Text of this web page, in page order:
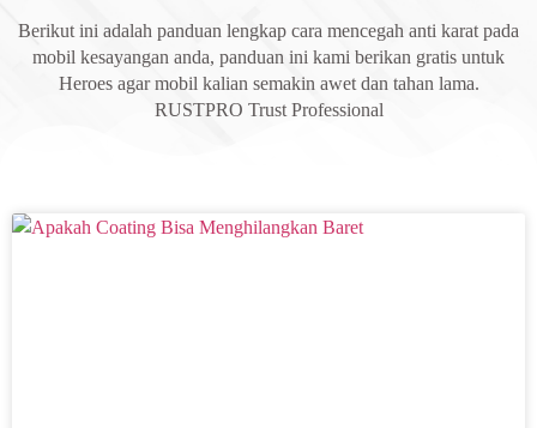
Berikut ini adalah panduan lengkap cara mencegah anti karat pada
mobil kesayangan anda, panduan ini kami berikan gratis untuk
Heroes agar mobil kalian semakin awet dan tahan lama.
RUSTPRO Trust Professional